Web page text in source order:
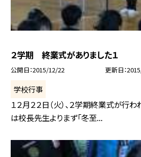
２学期 終業式がありました１
公開日 2015/12/22 更新日
学校行事
１２月２２日（火）、２学期終業式が行
は校長先生よりまず「冬至...